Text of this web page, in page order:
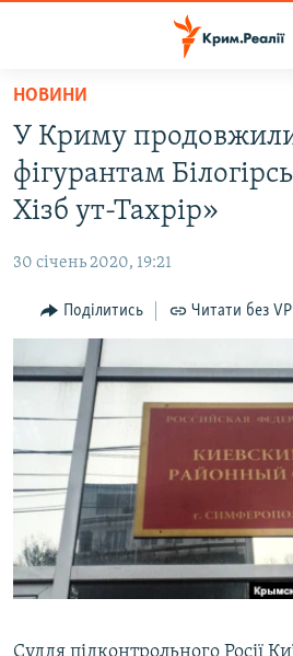
Перейти
основного
матеріалу
Перейти
до
основної
Перейти
до
пошуку
ВОДА.КРИМ
ВІДЕО ТА ФОТО
БЛОГИ
ПОГЛЯД
ІНТЕРВ'Ю
ВСЕ ЗА ДЕНЬ
СПЕЦПРОЕКТИ
ДЕПОРТАЦІЯ
ВІДЕОУРОКИ «ELIFBE»
СВІДЧЕННЯ ОКУПАЦІЇ
УКРАЇНСЬКА ПРОБЛЕМА КРИМУ
ЯК ОБІЙТИ БЛОКУВАННЯ
Русский
Qırımtatar
НОВИНИ
У Криму
фігурантам
Хізб ут-Тахрір»
30 січень 2020, 19:21
Поділитись Читати без